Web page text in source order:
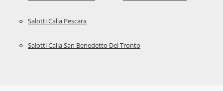
Salotti Calia Pescara
Salotti Calia San Benedetto Del Tronto